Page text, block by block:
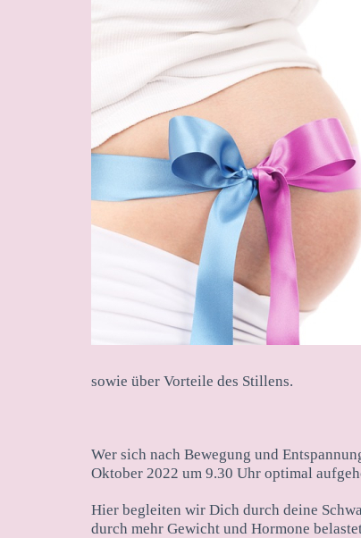
sowie über Vorteile des Stillens.
Wer sich nach Bewegung und
Oktober 2022 um 9.30 Uhr optimal
Hier begleiten wir Dich durch deine
durch mehr Gewicht und Hormone